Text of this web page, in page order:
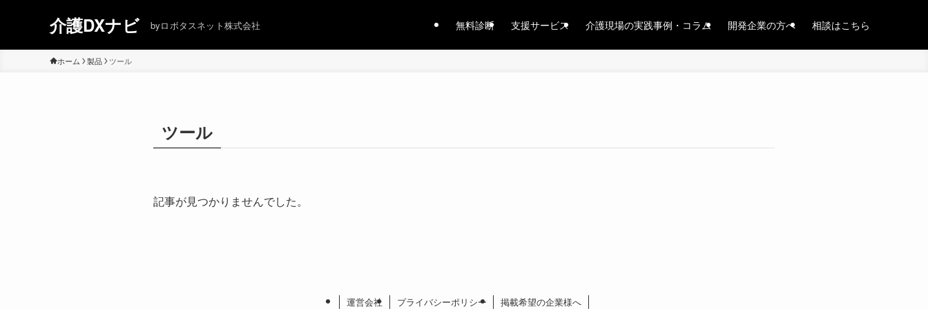
介護DXナビ byロボタスネット株式会社 無料診断 支援サービス 介護現場の実践事例・コラム 開発企業の方へ 相談はこちら
ホーム 製品 ツール
ツール
記事が見つかりませんでした。
運営会社 プライバシーポリシー 掲載希望の企業様へ